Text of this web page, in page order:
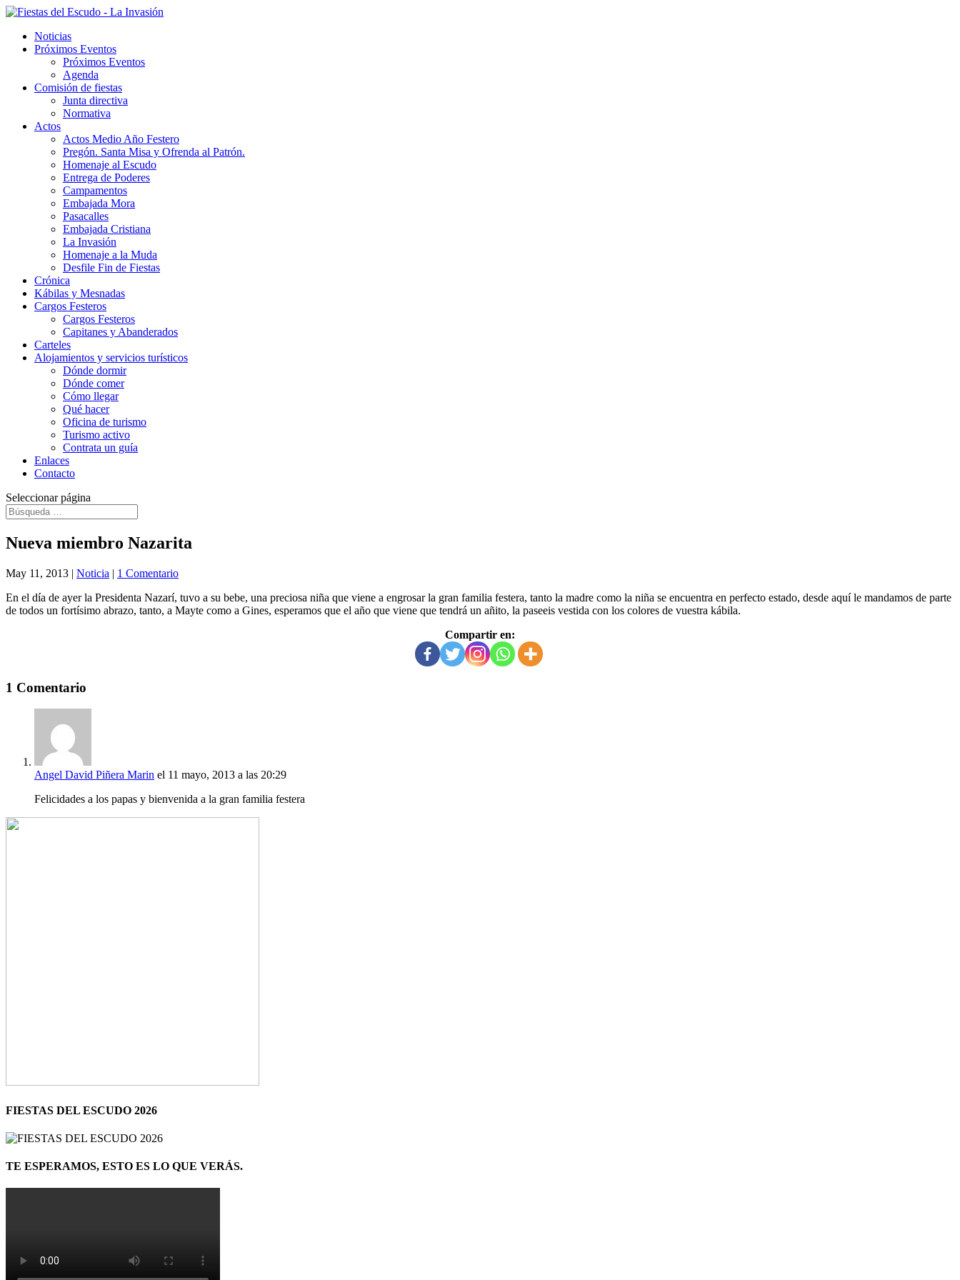
Noticias
Próximos Eventos
Próximos Eventos
Agenda
Comisión de fiestas
Junta directiva
Normativa
Actos
Actos Medio Año Festero
Pregón. Santa Misa y Ofrenda al Patrón.
Homenaje al Escudo
Entrega de Poderes
Campamentos
Embajada Mora
Pasacalles
Embajada Cristiana
La Invasión
Homenaje a la Muda
Desfile Fin de Fiestas
Crónica
Kábilas y Mesnadas
Cargos Festeros
Cargos Festeros
Capitanes y Abanderados
Carteles
Alojamientos y servicios turísticos
Dónde dormir
Dónde comer
Cómo llegar
Qué hacer
Oficina de turismo
Turismo activo
Contrata un guía
Enlaces
Contacto
Seleccionar página
Nueva miembro Nazarita
May 11, 2013 | Noticia | 1 Comentario
En el día de ayer la Presidenta Nazarí, tuvo a su bebe, una preciosa niña que viene a engrosar la gran familia festera, tanto la madre como la niña se encuentra en perfecto estado, desde aquí le mandamos de parte
de todos un fortísimo abrazo, tanto, a Mayte como a Gines, esperamos que el año que viene que tendrá un añito, la paseeis vestida con los colores de vuestra kábila.
Compartir en:
1 Comentario
Angel David Piñera Marin el 11 mayo, 2013 a las 20:29
Felicidades a los papas y bienvenida a la gran familia festera
FIESTAS DEL ESCUDO 2026
TE ESPERAMOS, ESTO ES LO QUE VERÁS.